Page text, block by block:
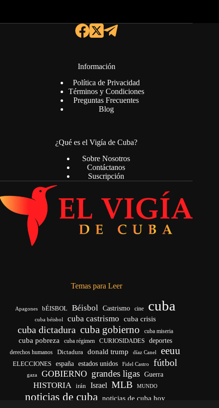
Información
Política de Privacidad
Términos y Condiciones
Preguntas Frecuentes
Blog
¿Qué es el Vigía de Cuba?
Sobre Nosotros
Contáctanos
Suscripción
Temas para Leer
Apagones bÉISBOL Béisbol Castrismo cine cuba
cuba béisbol cuba castrismo cuba crisis
cuba dictadura cuba gobierno cuba miseria
cuba pobreza cuba régimen CURIOSIDADES deportes
derechos humanos Dictadura donald trump díaz Canel eeuu
ELECCIONES españa estados unidos Fidel Castro fútbol
gaza GOBIERNO grandes ligas Guerra
HISTORIA irán Israel MLB MUNDO
noticias de cuba
noticias de cuba hoy